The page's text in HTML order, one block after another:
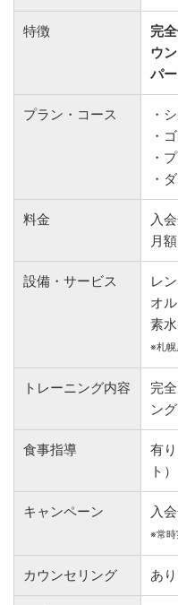
特徴
完
ウ
パ
プラン・コース
・
・
・
・
料金
入
月
設備・サービス
レ
オ
素
※札幌
トレーニング内容
完
ン
食事指導
有
ト）
キャンペーン 入
※常時
カウンセリング あ